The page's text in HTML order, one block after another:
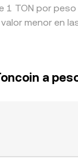
1 TON por
menor en
a